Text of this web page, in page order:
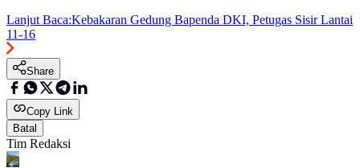
Lanjut Baca:Kebakaran Gedung Bapenda DKI, Petugas Sisir Lantai
11-16
Share
Copy Link
Batal
Tim Redaksi